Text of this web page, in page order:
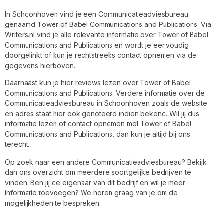
In Schoonhoven vind je een Communicatieadviesbureau
genaamd Tower of Babel Communications and Publications. Via
Writers.nl vind je alle relevante informatie over Tower of Babel
Communications and Publications en wordt je eenvoudig
doorgelinkt of kun je rechtstreeks contact opnemen via de
gegevens hierboven.
Daarnaast kun je hier reviews lezen over Tower of Babel
Communications and Publications. Verdere informatie over de
Communicatieadviesbureau in Schoonhoven zoals de website
en adres staat hier ook genoteerd indien bekend. Wil jij dus
informatie lezen of contact opnemen met Tower of Babel
Communications and Publications, dan kun je altijd bij ons
terecht.
Op zoek naar een andere Communicatieadviesbureau? Bekijk
dan ons overzicht om meerdere soortgelijke bedrijven te
vinden. Ben jij de eigenaar van dit bedrijf en wil je meer
informatie toevoegen? We horen graag van je om de
mogelijkheden te bespreken.